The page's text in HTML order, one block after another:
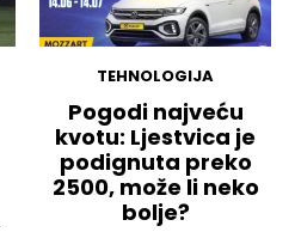
TEHNOLOGIJA
Pogodi najveću
kvotu: Ljestvica je
podignuta preko
2500, može li neko
bolje?